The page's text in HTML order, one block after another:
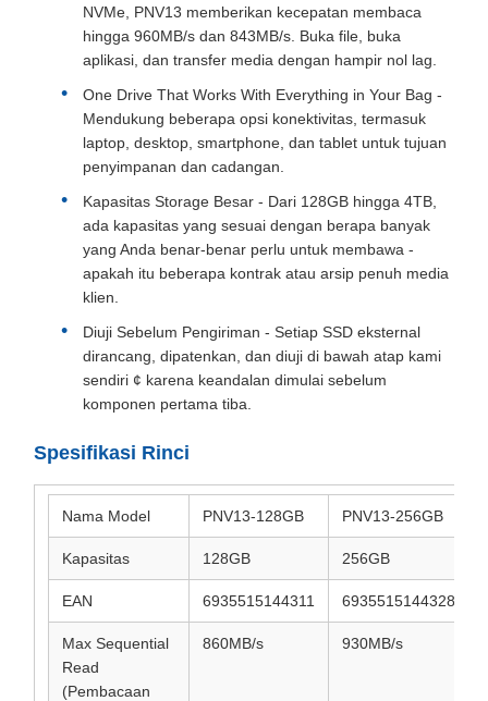
NVMe, PNV13 memberikan kecepatan membaca
hingga 960MB/s dan 843MB/s. Buka file, buka
aplikasi, dan transfer media dengan hampir nol lag.
One Drive That Works With Everything in Your Bag -
Mendukung beberapa opsi konektivitas, termasuk
laptop, desktop, smartphone, dan tablet untuk tujuan
penyimpanan dan cadangan.
Kapasitas Storage Besar - Dari 128GB hingga 4TB,
ada kapasitas yang sesuai dengan berapa banyak
yang Anda benar-benar perlu untuk membawa -
apakah itu beberapa kontrak atau arsip penuh media
klien.
Diuji Sebelum Pengiriman - Setiap SSD eksternal
dirancang, dipatenkan, dan diuji di bawah atap kami
sendiri ¢ karena keandalan dimulai sebelum
komponen pertama tiba.
Spesifikasi Rinci
Nama Model PNV13-128GB PNV13-256GB
Kapasitas 128GB 256GB
EAN 6935515144311 6935515144328
Max Sequential
Read
(Pembacaan
860MB/s 930MB/s